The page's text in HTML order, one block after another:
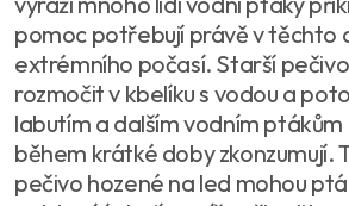
pomoc potřebují právě v těchto
extrémního počasí. Starší
rozmočit v kbelíku s vodou a
labutím a dalším vodním
během krátké doby zkonzumují.
pečivo hozené na led mohou